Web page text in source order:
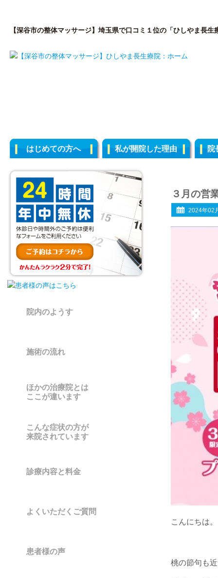
【深谷市の整体マッサージ】埼玉県で口コミ１位の「ひしやま長生
はじめての方へ 私が開院した理由 院
３月の営
2024年02
こんにちは。
桃の節句も
院内のようす
施術の流れ
ほかの治療院とは
ここが違います
こんな症状の方が
来院されています
診療内容と料金
よくいただくご質問
患者様の声